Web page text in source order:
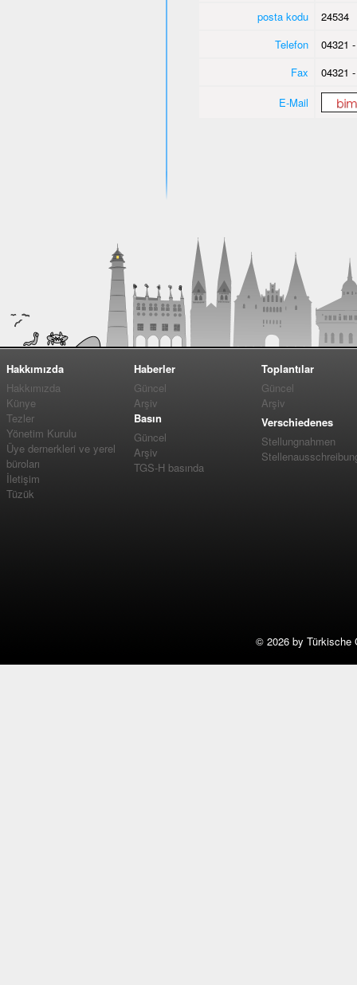
posta kodu
24534
Telefon
04321
Fax
04321
E-Mail
Hakkımızda
Hakkımızda
Künye
Tezler
Yönetim Kurulu
Üye dernerkleri ve yerel
büroları
İletişim
Tüzük
Haberler
Güncel
Arşiv
Basın
Güncel
Arşiv
TGS-H basında
Toplantılar
Güncel
Arşiv
Verschiedenes
Stellungnahmen
© 2026 by Türkische